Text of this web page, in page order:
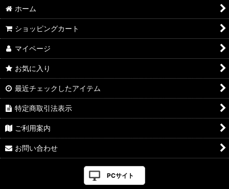
ホーム
ショッピングカート
マイページ
お気に入り
最近チェックしたアイテム
特定商取引法表示
ご利用案内
お問い合わせ
PCサイト